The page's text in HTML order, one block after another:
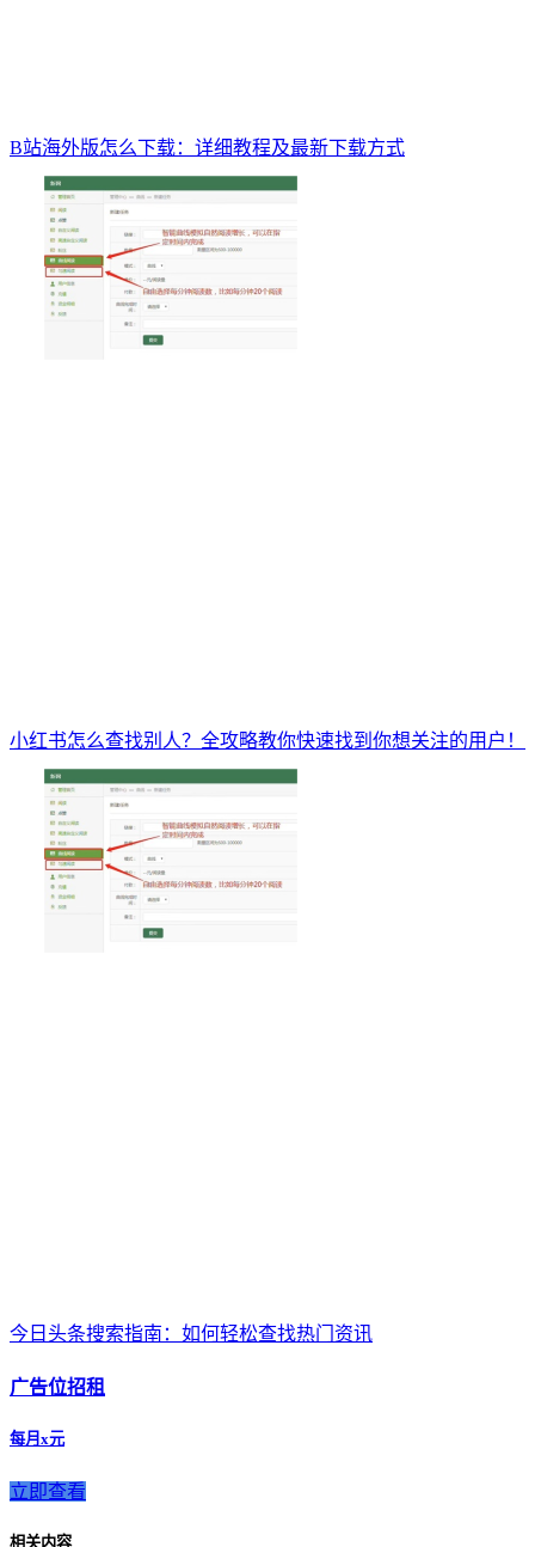
B站海外版怎么下载：详细教程及最新下载方式
小红书怎么查找别人？全攻略教你快速找到你想关注的用户！
今日头条搜索指南：如何轻松查找热门资讯
广告位招租
每月x元
立即查看
相关内容